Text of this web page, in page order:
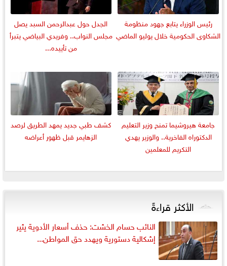
رئيس الوزراء يتابع جهود منظومة
الشكاوى الحكومية خلال يوليو الماضي
الجدل حول عبدالرحمن السبد يصل
مجلس النواب.. وفريدي البياضي يتبرأ
من تأييده...
جامعة هيروشيما تمنح وزير التعليم
الدكتوراه الفاخرية.. والوزير يهدي
التكريم للمعلمين
كشف طبي جديد يمهد الطريق لرصد
الزهايمر قبل ظهور أعراضه
الأكثر قراءةً
النائب حسام الخشت: حذف أسعار الأدوية يثير
إشكالية دستورية ويهدد حق المواطن...